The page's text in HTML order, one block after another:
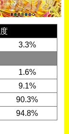
3.3%
1.6%
9.1%
90.3%
94.8%